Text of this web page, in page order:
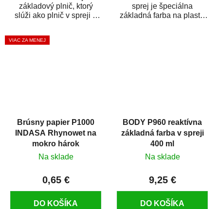
základový plnič, ktorý
slúži ako plnič v spreji a
zároveň. HB BODY...
sprej je špeciálna
základná farba na plasty,
VIAC ZA MENEJ
Brúsny papier P1000
INDASA Rhynowet na
mokro hárok
Na sklade
0,65 €
DO KOŠÍKA
BODY P960 reaktívna
základná farba v spreji
400 ml
Na sklade
9,25 €
DO KOŠÍKA